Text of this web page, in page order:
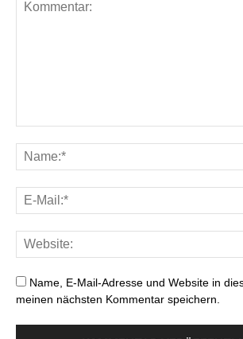
Name, E-Mail-Adresse und Website in
meinen nächsten Kommentar speichern.